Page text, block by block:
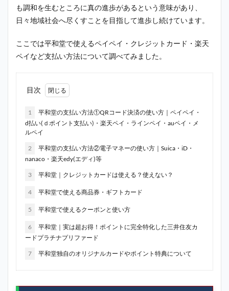
も調和を生むところに真の進歩があるという意味があり、
日々地域社会へ尽くすことを目指して進歩し続けています。
ここでは平和堂で使えるペイペイ・クレジットカード・楽天
ペイなど支払い方法について調べてみました。
目次
1
平和堂の支払い方法①QRコード決済の使い方｜ペイペイ・
d払い(ｄポイント支払い)・楽天ペイ・ラインペイ・auペイ・メ
ルペイ
2
平和堂の支払い方法②電子マネーの使い方｜Suica・iD・
nanaco・楽天edy(エディ)等
3 平和堂｜クレジットカードは使える？使えない？
4 平和堂で使える商品券・ギフトカード
5 平和堂で使えるクーポンと使い方
6
平和堂｜実は超お得！ポイントに完全特化した三井住友カ
ードプラチナプリファード
7 平和堂独自のオリジナルカードやポイント特典について